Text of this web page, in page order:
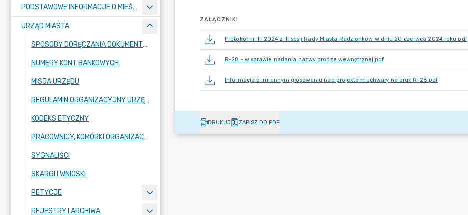
PODSTAWOWE INFORMACJE O MIEŚCIE
URZĄD MIASTA
SPOSOBY DORĘCZANIA DOKUMENTÓW DO URZĘDU MIASTA RADZIONKÓW
NUMERY KONT BANKOWYCH
MISJA URZĘDU
REGULAMIN ORGANIZACYJNY URZĘDU
KODEKS ETYCZNY
PRACOWNICY, KOMÓRKI ORGANIZACYJNE URZĘDU
SYGNALIŚCI
SKARGI I WNIOSKI
PETYCJE
REJESTRY I ARCHIWA
ZAŁĄCZNIKI
Protokół nr III-2024 z III sesji Rady Miasta Radzionków w dniu 20 czerwca 2024 roku.pdf
R-28 - w sprawie nadania nazwy drodze wewnętrznej.pdf
Informacja o imiennym głosowaniu nad projektem uchwały na druk R-28.pdf
DRUKUJ ZAPISZ DO PDF